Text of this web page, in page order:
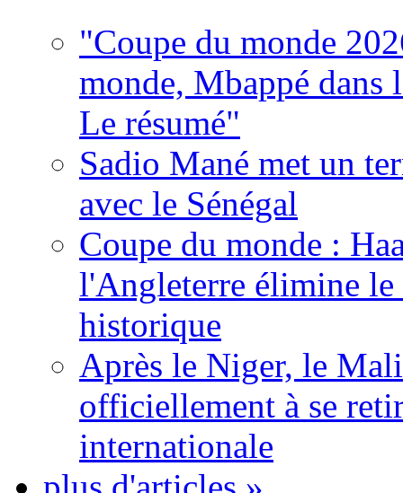
"Coupe du monde
monde, Mbappé dans
Le résumé"
Sadio Mané met un
avec le Sénégal
Coupe du monde :
l'Angleterre élimine
historique
Après le Niger, le
officiellement à se
internationale